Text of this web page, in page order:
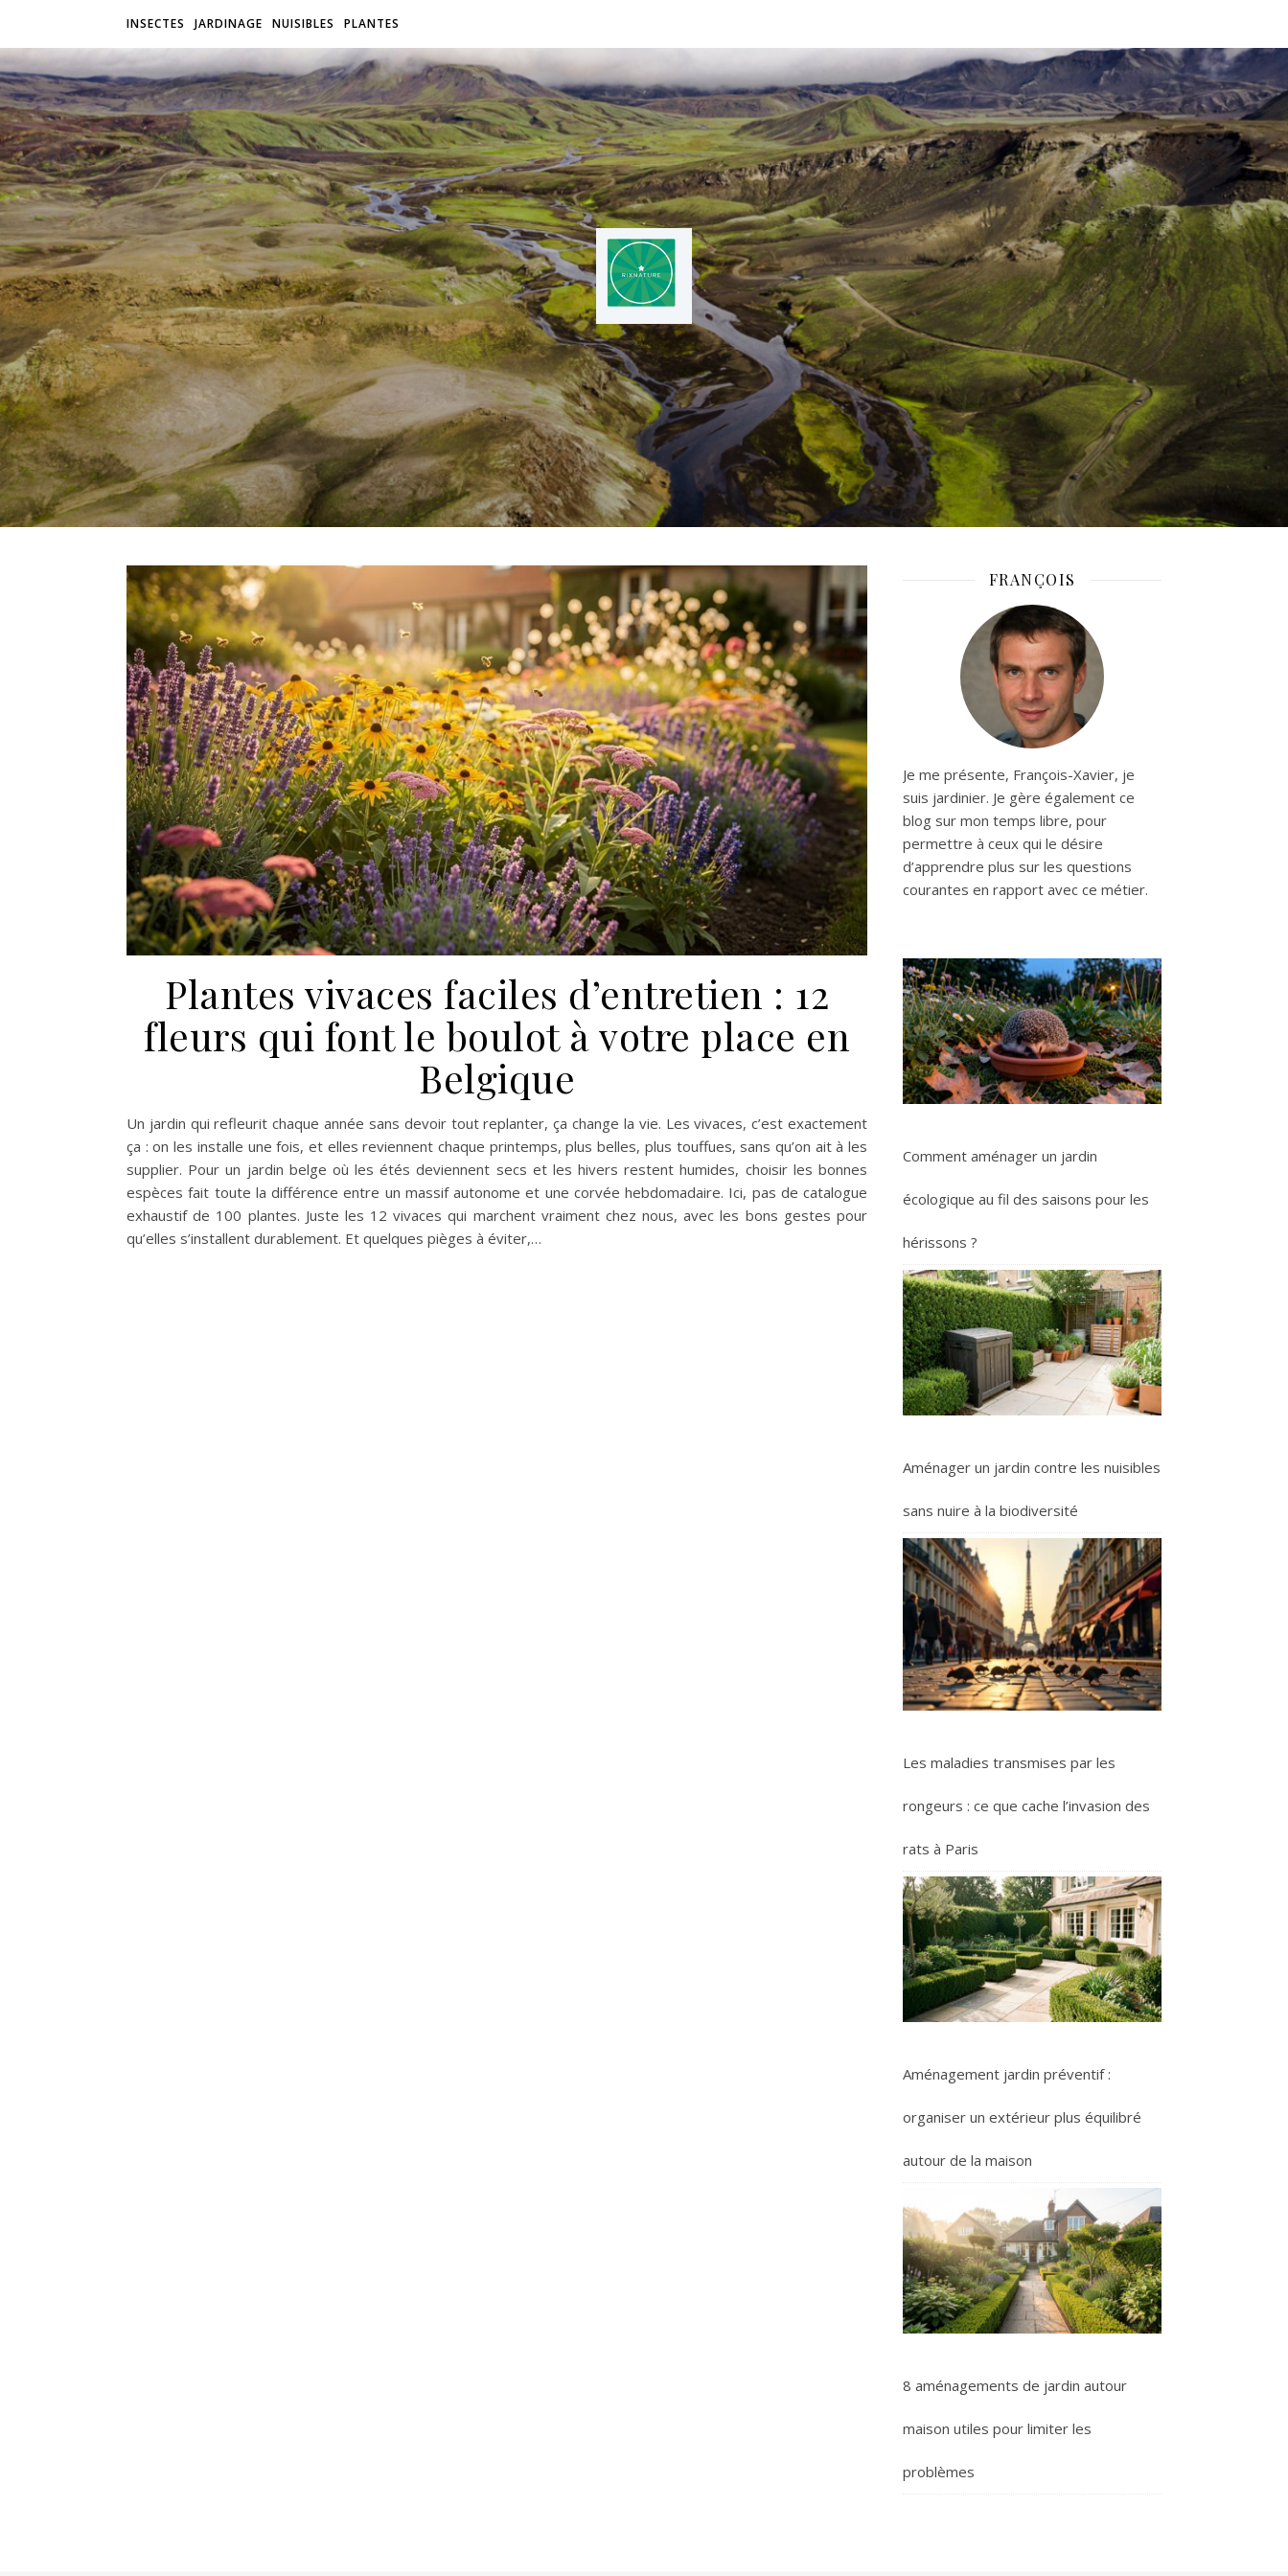
INSECTES JARDINAGE NUISIBLES PLANTES
Plantes vivaces faciles d’entretien : 12
fleurs qui font le boulot à votre place en
Belgique
Un jardin qui refleurit chaque année sans devoir tout replanter, ça change la vie. Les vivaces, c’est exactement
ça : on les installe une fois, et elles reviennent chaque printemps, plus belles, plus touffues, sans qu’on ait à les
supplier. Pour un jardin belge où les étés deviennent secs et les hivers restent humides, choisir les bonnes
espèces fait toute la différence entre un massif autonome et une corvée hebdomadaire. Ici, pas de catalogue
exhaustif de 100 plantes. Juste les 12 vivaces qui marchent vraiment chez nous, avec les bons gestes pour
qu’elles s’installent durablement. Et quelques pièges à éviter,…
FRANÇOIS
Je me présente, François-Xavier, je
suis jardinier. Je gère également ce
blog sur mon temps libre, pour
permettre à ceux qui le désire
d’apprendre plus sur les questions
courantes en rapport avec ce métier.
Comment aménager un jardin
écologique au fil des saisons pour les
hérissons ?
Aménager un jardin contre les nuisibles
sans nuire à la biodiversité
Les maladies transmises par les
rongeurs : ce que cache l’invasion des
rats à Paris
Aménagement jardin préventif :
organiser un extérieur plus équilibré
autour de la maison
8 aménagements de jardin autour
maison utiles pour limiter les
problèmes